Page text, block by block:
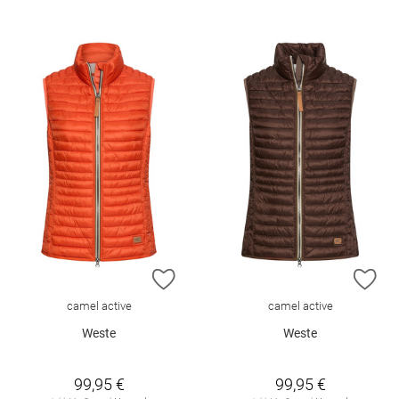
ZUR WUNSCHLISTE HINZUFÜGEN
camel active
Weste
99,95 €
camel active
Weste
99,95 €